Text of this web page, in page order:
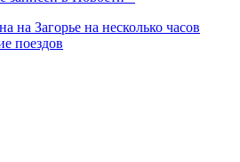
на Загорье на несколько часов
поездов